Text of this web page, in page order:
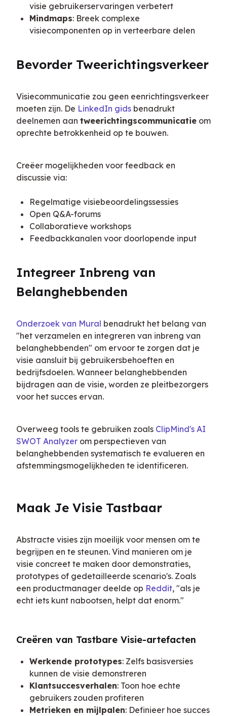
visie gebruikerservaringen verbetert
Mindmaps: Breek complexe
visiecomponenten op in verteerbare delen
Bevorder Tweerichtingsverkeer
Visiecommunicatie zou geen eenrichtingsverkeer
moeten zijn. De LinkedIn gids benadrukt
deelnemen aan tweerichtingscommunicatie om
oprechte betrokkenheid op te bouwen.
Creëer mogelijkheden voor feedback en
discussie via:
Regelmatige visiebeoordelingssessies
Open Q&A-forums
Collaboratieve workshops
Feedbackkanalen voor doorlopende input
Integreer Inbreng van
Belanghebbenden
Onderzoek van Mural benadrukt het belang van
"het verzamelen en integreren van inbreng van
belanghebbenden" om ervoor te zorgen dat je
visie aansluit bij gebruikersbehoeften en
bedrijfsdoelen. Wanneer belanghebbenden
bijdragen aan de visie, worden ze pleitbezorgers
voor het succes ervan.
Overweeg tools te gebruiken zoals ClipMind's AI
SWOT Analyzer om perspectieven van
belanghebbenden systematisch te evalueren en
afstemmingsmogelijkheden te identificeren.
Maak Je Visie Tastbaar
Abstracte visies zijn moeilijk voor mensen om te
begrijpen en te steunen. Vind manieren om je
visie concreet te maken door demonstraties,
prototypes of gedetailleerde scenario's. Zoals
een productmanager deelde op Reddit, "als je
echt iets kunt nabootsen, helpt dat enorm."
Creëren van Tastbare Visie-artefacten
Werkende prototypes: Zelfs basisversies
kunnen de visie demonstreren
Klantsuccesverhalen: Toon hoe echte
gebruikers zouden profiteren
Metrieken en mijlpalen: Definieer hoe succes